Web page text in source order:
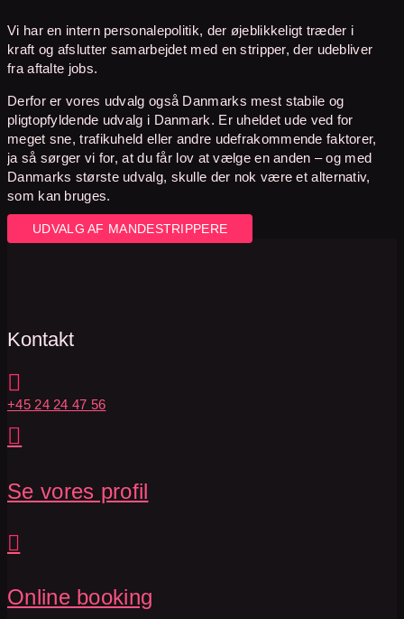
Vi har en intern personalepolitik, der øjeblikkeligt træder i
kraft og afslutter samarbejdet med en stripper, der udebliver
fra aftalte jobs.
Derfor er vores udvalg også Danmarks mest stabile og
pligtopfyldende udvalg i Danmark. Er uheldet ude ved for
meget sne, trafikuheld eller andre udefrakommende faktorer,
ja så sørger vi for, at du får lov at vælge en anden – og med
Danmarks største udvalg, skulle der nok være et alternativ,
som kan bruges.
UDVALG AF MANDESTRIPPERE
Kontakt

+45 24 24 47 56

Se vores profil

Online booking